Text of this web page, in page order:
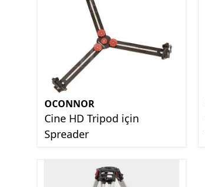
OCONNOR
Cine HD Tripod için
Spreader